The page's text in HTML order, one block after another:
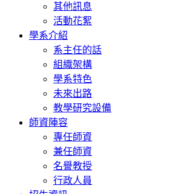
其他訊息
活動花絮
學系介紹
系主任的話
組織架構
學系特色
未來出路
教學研究設備
師資陣容
專任師資
兼任師資
名譽教授
行政人員